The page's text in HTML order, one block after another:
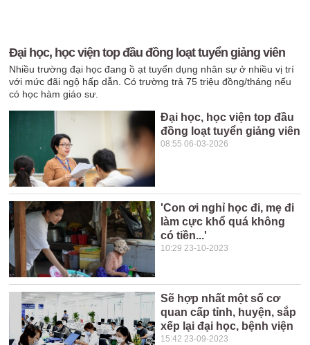
Đại học, học viện top đầu đồng loạt tuyển giảng viên
Nhiều trường đại học đang ồ ạt tuyển dụng nhân sự ở nhiều vị trí
với mức đãi ngộ hấp dẫn. Có trường trả 75 triệu đồng/tháng nếu
có học hàm giáo sư.
Đại học, học viện top đầu
đồng loạt tuyển giảng viên
08:55 06-03-2026
'Con ơi nghỉ học đi, mẹ đi
làm cực khổ quá không
có tiền...'
10:29 23-10-2023
Sẽ hợp nhất một số cơ
quan cấp tỉnh, huyện, sắp
xếp lại đại học, bệnh viện
15:42 23-09-2023